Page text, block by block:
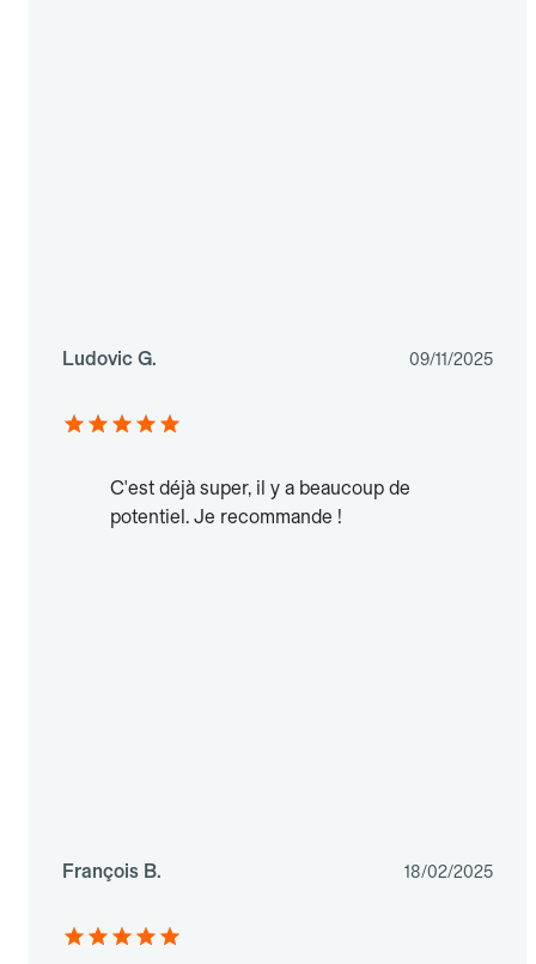
Ludovic G. 09/11/2025
C'est déjà super, il y a beaucoup de
potentiel. Je recommande !
François B. 18/02/2025